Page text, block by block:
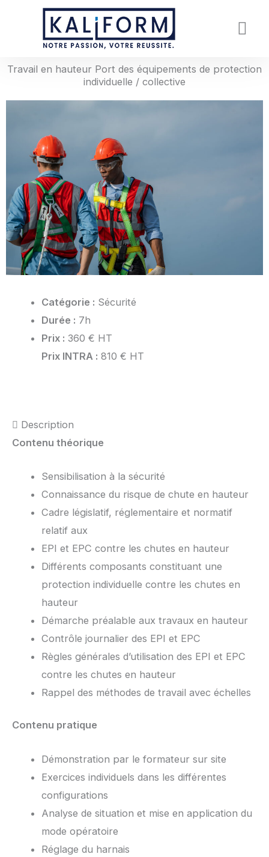
Travail en hauteur Port des équipements de protection
individuelle / collective
Catégorie : Sécurité
Durée : 7h
Prix : 360 € HT
Prix INTRA : 810 € HT
Description
Contenu théorique
Sensibilisation à la sécurité
Connaissance du risque de chute en hauteur
Cadre législatif, réglementaire et normatif
relatif aux
EPI et EPC contre les chutes en hauteur
Différents composants constituant une
protection individuelle contre les chutes en
hauteur
Démarche préalable aux travaux en hauteur
Contrôle journalier des EPI et EPC
Règles générales d’utilisation des EPI et EPC
contre les chutes en hauteur
Rappel des méthodes de travail avec échelles
Contenu pratique
Démonstration par le formateur sur site
Exercices individuels dans les différentes
configurations
Analyse de situation et mise en application du
mode opératoire
Réglage du harnais